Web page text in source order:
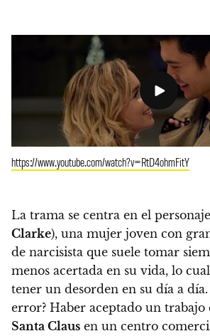
https://www.youtube.com/watch?v=RtD4ohmFitY
La trama se centra en el
Clarke), una mujer joven con
de narcisista que suele tomar
menos acertada en su vida, lo
tener un desorden en su día a
error? Haber aceptado un trabajo
Santa Claus en un centro